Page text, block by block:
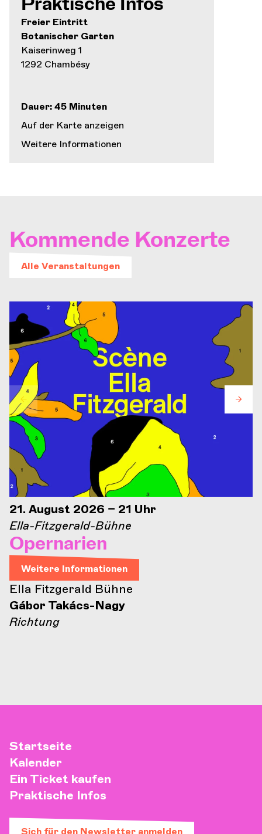
Praktische Infos
Freier Eintritt
Botanischer Garten
Kaiserinweg 1
1292 Chambésy
Dauer: 45 Minuten
Auf der Karte anzeigen
Weitere Informationen
Kommende Konzerte
Alle Veranstaltungen
21. August 2026 – 21 Uhr
Ella-Fitzgerald-Bühne
Opernarien
Weitere Informationen
Ella Fitzgerald Bühne
Gábor Takács-Nagy
Richtung
Startseite
Kalender
Ein Ticket kaufen
Praktische Infos
Sich für den Newsletter anmelden